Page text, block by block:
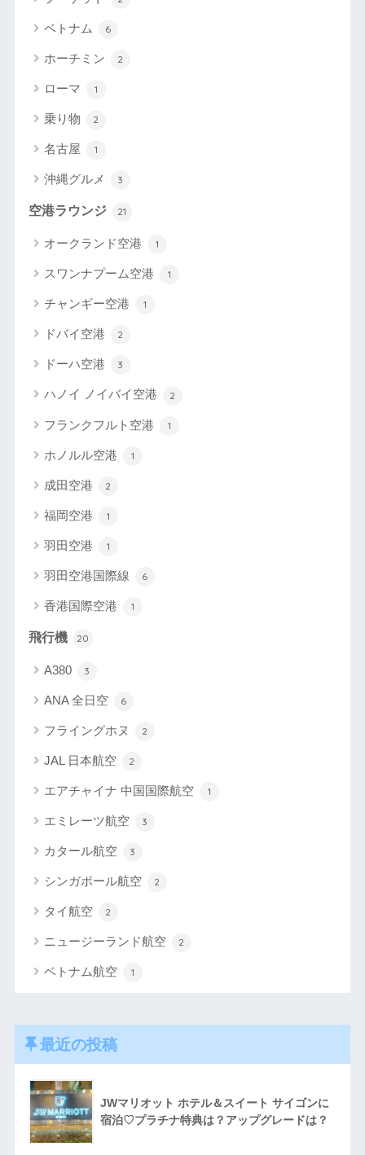
ベトナム 6
ホーチミン 2
ローマ 1
乗り物 2
名古屋 1
沖縄グルメ 3
空港ラウンジ 21
オークランド空港 1
スワンナプーム空港 1
チャンギー空港 1
ドバイ空港 2
ドーハ空港 3
ハノイ ノイバイ空港 2
フランクフルト空港 1
ホノルル空港 1
成田空港 2
福岡空港 1
羽田空港 1
羽田空港国際線 6
香港国際空港 1
飛行機 20
A380 3
ANA 全日空 6
フライングホヌ 2
JAL 日本航空 2
エアチャイナ 中国国際航空 1
エミレーツ航空 3
カタール航空 3
シンガポール航空 2
タイ航空 2
ニュージーランド航空 2
ベトナム航空 1
最近の投稿
JWマリオット ホテル＆スイート サイゴンに
宿泊♡プラチナ特典は？アップグレードは？